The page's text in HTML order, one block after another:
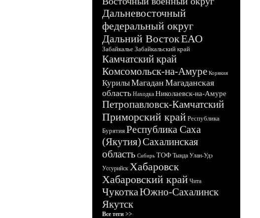
Дальневосточный
федеральный округ
Дальний ВостокЕАО
Забайкалье Забайкальский край
Камчатский край
Комсомольск-на-Амуре Корякия
КурилыМагадан Магаданская
область Находка Николаевск-на-Амуре
Петропавловск-Камчатский
Приморский край Республика
Бурятия Республика Саха
(Якутия)Сахалинская
область Сибирь ТОФ Тында Улан-Удэ
Уссурийск Хабаровск
Хабаровский край Чита
ЧукоткаЮжно-Сахалинск
Якутск
Все теги >>